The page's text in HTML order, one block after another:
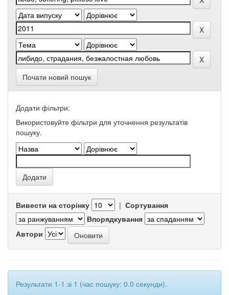
Почати новий пошук
Додати фільтри:
Використовуйте фільтри для уточнення результатів
пошуку.
Вивести на сторінку | Сортування
Впорядкування
Автори
Результати 1-1 зі 1 (час пошуку: 0.0 секунди).